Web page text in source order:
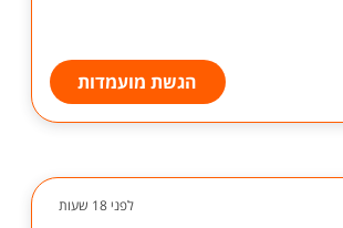
הגשת מועמדות
לפני 18 שעות